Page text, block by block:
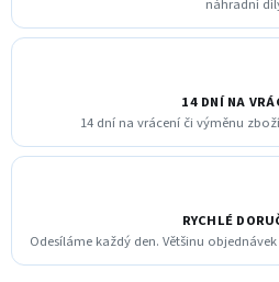
náhradní
14 DNÍ NA
14 dní na vrácení či výměnu
RYCHLÉ
Odesíláme každý den. Většinu